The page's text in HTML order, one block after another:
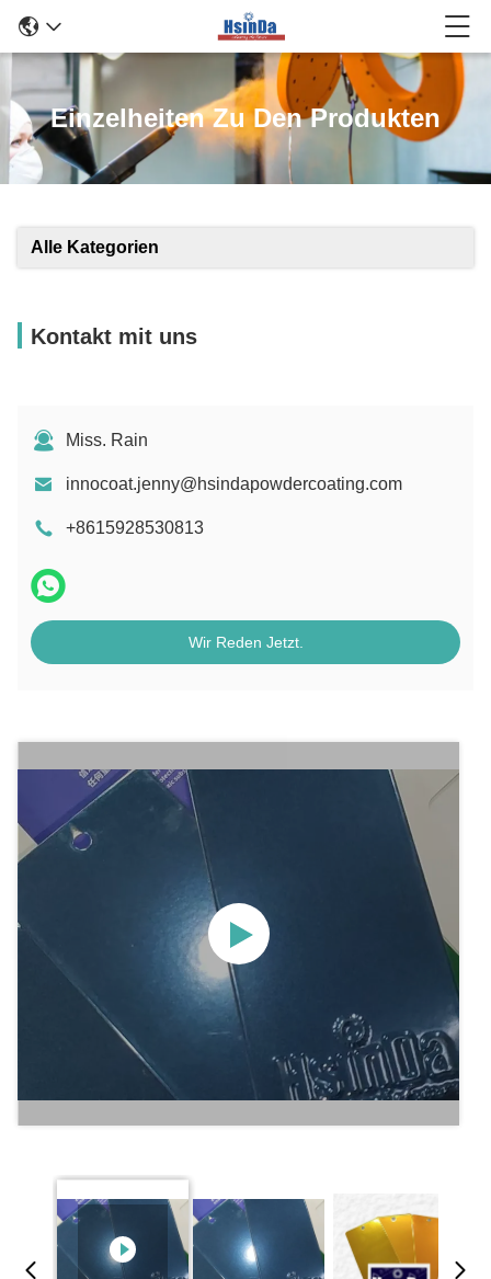
Einzelheiten Zu Den Produkten
Alle Kategorien
Kontakt mit uns
Miss. Rain
innocoat.jenny@hsindapowdercoating.com
+8615928530813
Wir Reden Jetzt.